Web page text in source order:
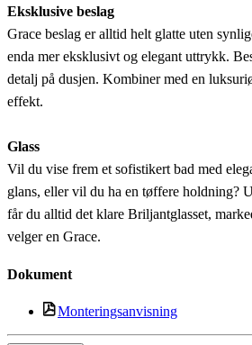
Eksklusive beslag
Grace beslag er alltid helt glatte uten
enda mer eksklusivt og elegant uttrykk.
detalj på dusjen. Kombiner med en
effekt.
Glass
Vil du vise frem et sofistikert bad med
glans, eller vil du ha en tøffere holdning?
får du alltid det klare Briljantglasset,
velger en Grace.
Dokument
Monteringsanvisning